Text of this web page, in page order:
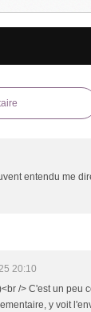
entendu me
20:10
/> C'est un peu
y voit